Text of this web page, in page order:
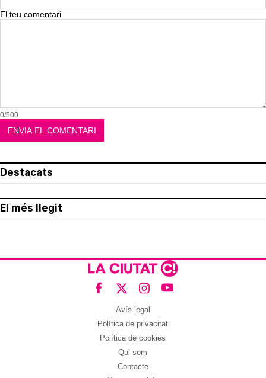
El teu comentari
0/500
Destacats
El més llegit
Avís legal
Política de privacitat
Política de cookies
Qui som
Contacte